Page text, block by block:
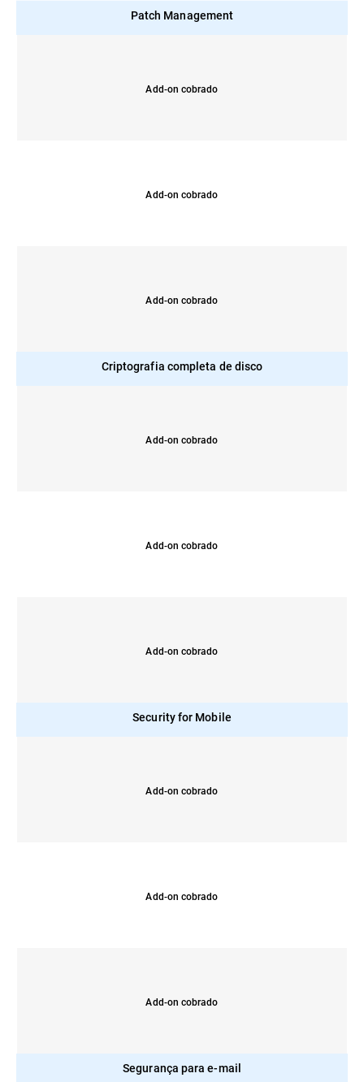
Patch Management
Add-on cobrado
Add-on cobrado
Add-on cobrado
Criptografia completa de disco
Add-on cobrado
Add-on cobrado
Add-on cobrado
Security for Mobile
Add-on cobrado
Add-on cobrado
Add-on cobrado
Segurança para e-mail